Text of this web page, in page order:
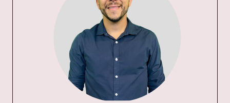
▸Graduação em Medicina pela Universidade Federal
de Minas Gerais (2012)
▸Residência de ginecologia/ obstetrícia no hospital
Metropolitano Odilon Behrens (2014/17)
▸Fellowship em cirurgia ginecológica no Hospital da
Baleia (2018)
▸Preceptor de residência médica nos Hospitais
Odilon Behrens, Risoleta Tolentino Neves e da
▸Professor da Universidade José do Rosário Vellano